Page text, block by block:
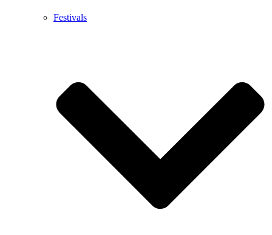
Festivals